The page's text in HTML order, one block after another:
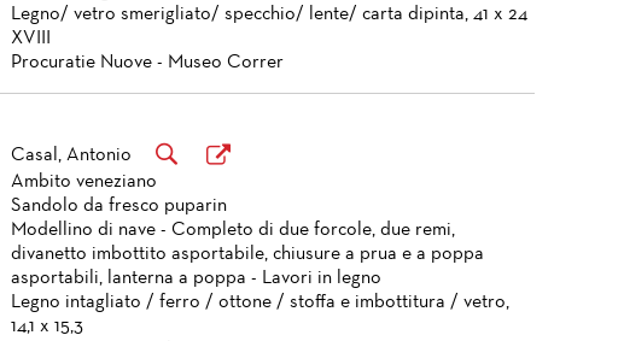
Legno/ vetro smerigliato/ specchio/ lente/ carta dipinta, 41 x 24
XVIII
Procuratie Nuove - Museo Correr
Casal, Antonio
Ambito veneziano
Sandolo da fresco puparin
Modellino di nave - Completo di due forcole, due remi,
divanetto imbottito asportabile, chiusure a prua e a poppa
asportabili, lanterna a poppa - Lavori in legno
Legno intagliato / ferro / ottone / stoffa e imbottitura / vetro,
14,1 x 15,3